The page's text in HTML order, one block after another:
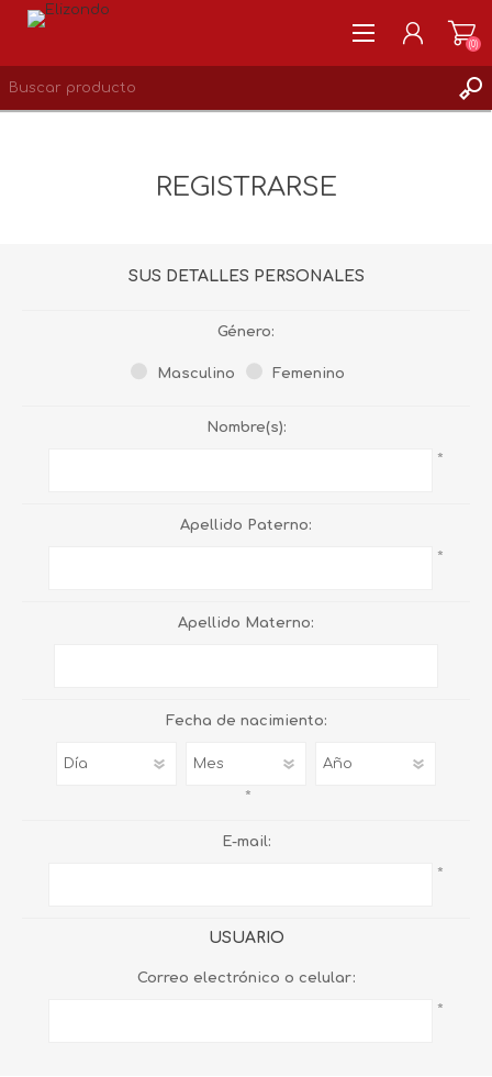
(0)
REGISTRARSE
SUS DETALLES PERSONALES
Género:
Masculino Femenino
Nombre(s):
*
Apellido Paterno:
*
Apellido Materno:
Fecha de nacimiento:
*
E-mail:
*
USUARIO
Correo electrónico o celular:
*